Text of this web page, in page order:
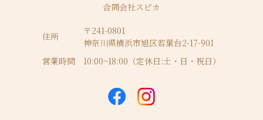
合同会社スピカ
住所
〒241-0801
神奈川県横浜市旭区若葉台2-17-901
営業時間
10:00~18:00（定休日:土・日・祝日）